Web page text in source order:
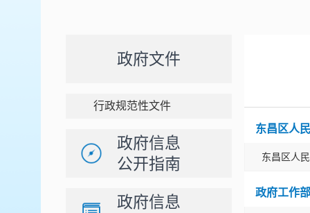
政府文件
行政规范性文件
政府信息
公开指南
政府信息
东昌区人
东昌区人
政府工作